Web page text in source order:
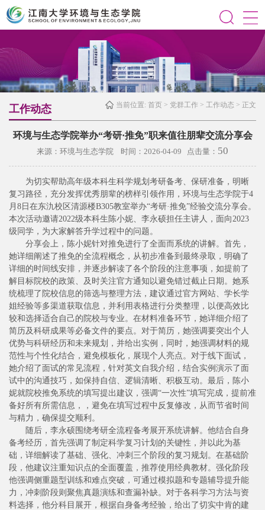
当前位置: 首页 > 党群工作 > 工作动态 > 正文
工作动态
环境与生态学院举办“考研·推免”职来值往朋辈交流分享会
来源：环境与生态学院 时间：2026-04-09 点击量： 50
为切实帮助高年级本科生科学规划考研备考、保研准备，明晰
复习路径，充分发挥优秀朋辈的榜样引领作用，环境与生态学院于4
月8日在东氿校区清源楼B305教室举办“考研·推免”经验交流分享会。
本次活动邀请2022级本科生陈小妮、李永硕担任主讲人，面向2023
级同学，为大家解答升学过程中的问题。
分享会上，陈小妮针对推免进行了全面而系统的讲解。首先，
她详细阐述了推免的全流程概念，从初步准备到最终录取，明确了
详细的时间线安排，并逐步解读了各个阶段的注意事项，如提前了
解目标院校的政策、及时关注官方通知以避免错过截止日期。她系
统梳理了院校信息的筛选与整理方法，建议通过官方网站、学长学
姐经验等多渠道获取信息，并利用表格进行分类整理，以便高效比
较和选择适合自己的院校与专业。在材料准备环节，她详细介绍了
简历及科研成果等必备文件的要点。对于简历，她强调要突出个人
优势与科研经历和未来规划，并给出实例，同时，她强调材料的规
范性与个性化结合，避免模板化，展现个人亮点。对于线下面试，
她介绍了面试的常见流程，针对英文自我介绍，结合实例演示了面
试中的沟通技巧，如保持自信、逻辑清晰、积极互动。最后，陈小
妮就院校推免系统的填写提出建议，强调“一次性”填写完成，提前准
备好所有所需信息，，避免在填写过程中反复修改，从而节省时间
与精力，确保提交顺利。
随后，李永硕围绕考研全流程备考展开系统讲解。他结合自身
备考经历，首先强调了制定科学复习计划的关键性，并以此为基
础，详细解读了基础、强化、冲刺三个阶段的复习规划。在基础阶
段，他建议注重知识点的全面覆盖，推荐使用经典教材。强化阶段
他强调侧重题型训练和难点突破，可通过模拟题和专题辅导提升能
力，冲刺阶段则聚焦真题演练和查漏补缺。对于各科学习方法与资
料选择，他分科目展开，根据自身备考经验，给出了切实中肯的建